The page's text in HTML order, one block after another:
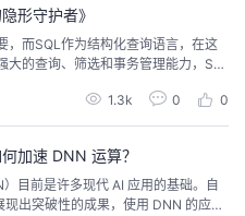
形守护者》
，而SQL作为结构化查询语言，在这
大的查询、筛选和事务管理能力，SQ
和安全性，为AI模型训练提供了稳
，SQL却以稳健表现支持着人工智能
1.3k 0 0
加速 DNN 运算？
出突破性的成果，使用 DNN 的应用